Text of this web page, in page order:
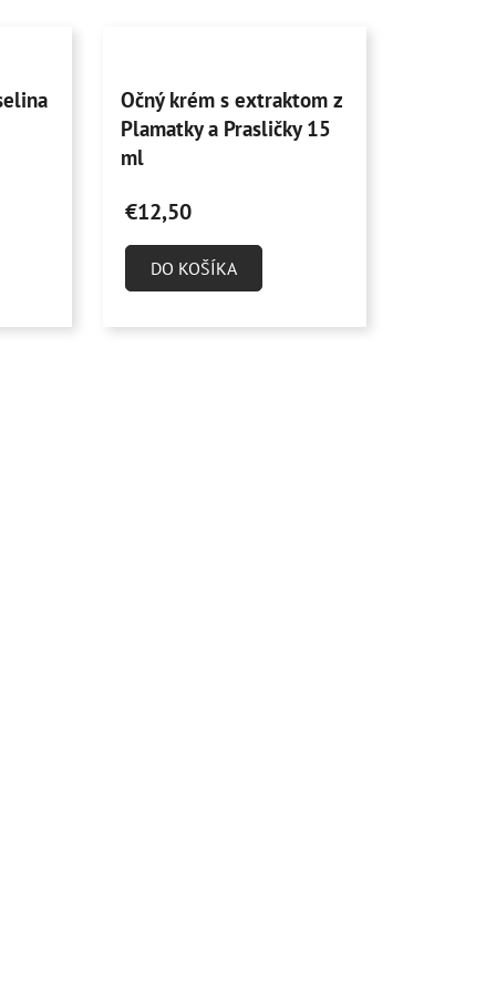
hodnotenie
produktu
je
z
5
hviezdičiek.
Očný krém s extraktom z
Plamatky a Prasličky 15
ml
€12,50
DO KOŠÍKA